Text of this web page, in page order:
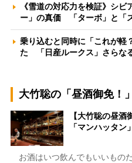
《雪道の対応力を検証》シ
ー」の真価 「ターボ」と「
乗り込むと同時に「これが軽
た 「日産ルークス」さらな
大竹聡の「昼酒御免！」
【大竹聡の昼酒
「マンハッタ
お酒はいつ飲んでもいいもの